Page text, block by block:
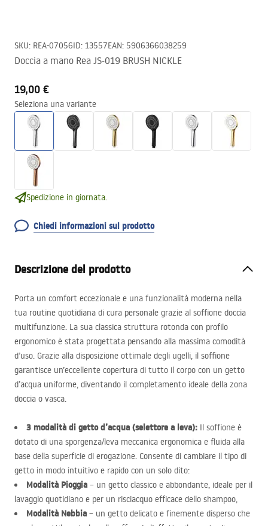
SKU: REA-07056ID: 13557EAN: 5906366038259
Doccia a mano Rea JS-019 BRUSH NICKLE
19,00 €
Seleziona una variante
Spedizione in giornata.
Chiedi informazioni sul prodotto
Descrizione del prodotto
Porta un comfort eccezionale e una funzionalità moderna nella
tua routine quotidiana di cura personale grazie al soffione doccia
multifunzione. La sua classica struttura rotonda con profilo
ergonomico è stata progettata pensando alla massima comodità
d’uso. Grazie alla disposizione ottimale degli ugelli, il soffione
garantisce un’eccellente copertura di tutto il corpo con un getto
d’acqua uniforme, diventando il completamento ideale della zona
doccia o vasca.
3 modalità di getto d’acqua (selettore a leva): Il soffione è
dotato di una sporgenza/leva meccanica ergonomica e fluida alla
base della superficie di erogazione. Consente di cambiare il tipo di
getto in modo intuitivo e rapido con un solo dito:
Modalità Pioggia – un getto classico e abbondante, ideale per il
lavaggio quotidiano e per un risciacquo efficace dello shampoo,
Modalità Nebbia – un getto delicato e finemente disperso che